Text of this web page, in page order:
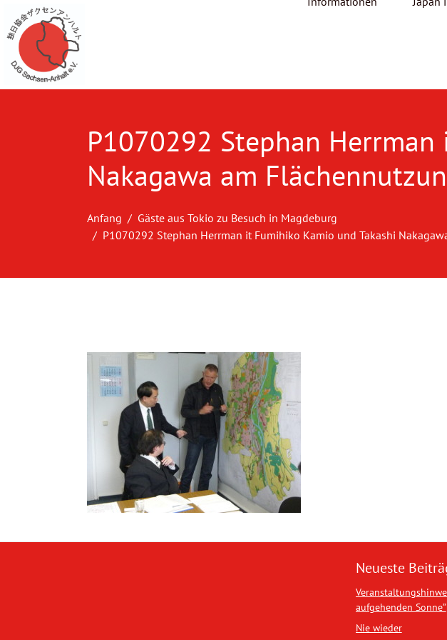
P1070292 Stephan
Nakagawa am
Anfang
Gäste aus Tokio zu Besuch in Magdeburg
P1070292 Stephan Herrman it Fumihiko Kamio und Takashi
Neueste
aufgehenden Sonne”
Nie wieder